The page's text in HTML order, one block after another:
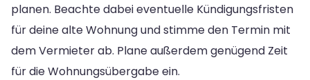
planen. Beachte dabei eventuelle Kündigungsfristen
für deine alte Wohnung und stimme den Termin mit
dem Vermieter ab. Plane außerdem genügend Zeit
für die Wohnungsübergabe ein.